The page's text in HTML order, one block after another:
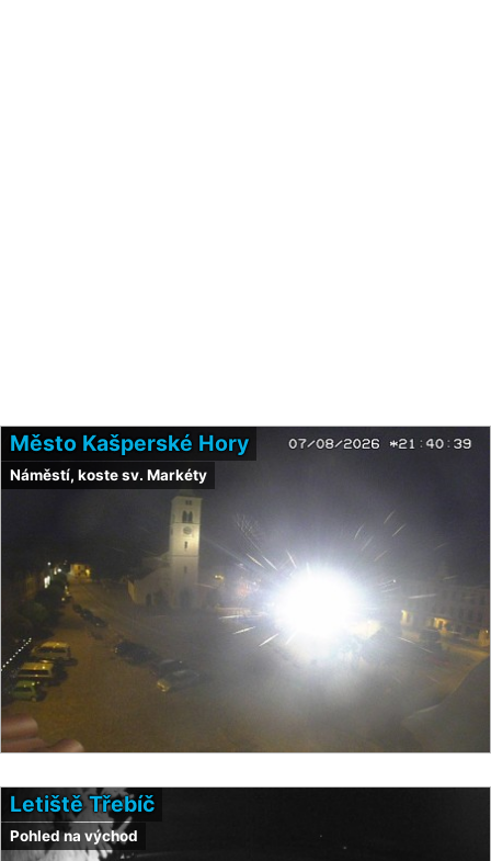
Město Kašperské Hory
Náměstí, koste sv. Markéty
Letiště Třebíč
Pohled na východ